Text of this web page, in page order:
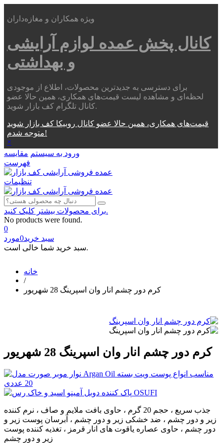
ویژه همکاران و مغازه‌داران
کانال پخش عمده لوازم آرایشی
و بهداشتی
برای دسترسی به جدیدترین محصولات، اطلاع از موجودی
لحظه‌ای و مشاهده لیست قیمت‌های همکاری، همین حالا عضو
کانال تلگرام کف بازار شوید.
قیمت‌های همکاری، همین حالا عضو کانال روبیکا کف بازار شوید
متوجه شدم!
×
ورود به سیستم مقایسه
فهرست
تنظیمات
برای محصولات بیشتر کلیک کنید.
No products were found.
0
سبد خرید0مورد
سبد خرید شما خالی است.
خانه
/
کرم دور چشم انار وان اسپرینگ 28 شهریور
کرم دور چشم انار وان اسپرینگ 28 شهریور
جذب سریع ، حجم 20 گرم ، حاوی بافت ملایم و صاف ، نرم کننده
زیر و دور چشم ، ضد خشکی زیر و دور چشم ، آبرسان پوست زیر و
دور چشم ، حاوی عصاره یاقوت های انار قرمز ، تغذیه کننده پوست
زیر و دور چشم